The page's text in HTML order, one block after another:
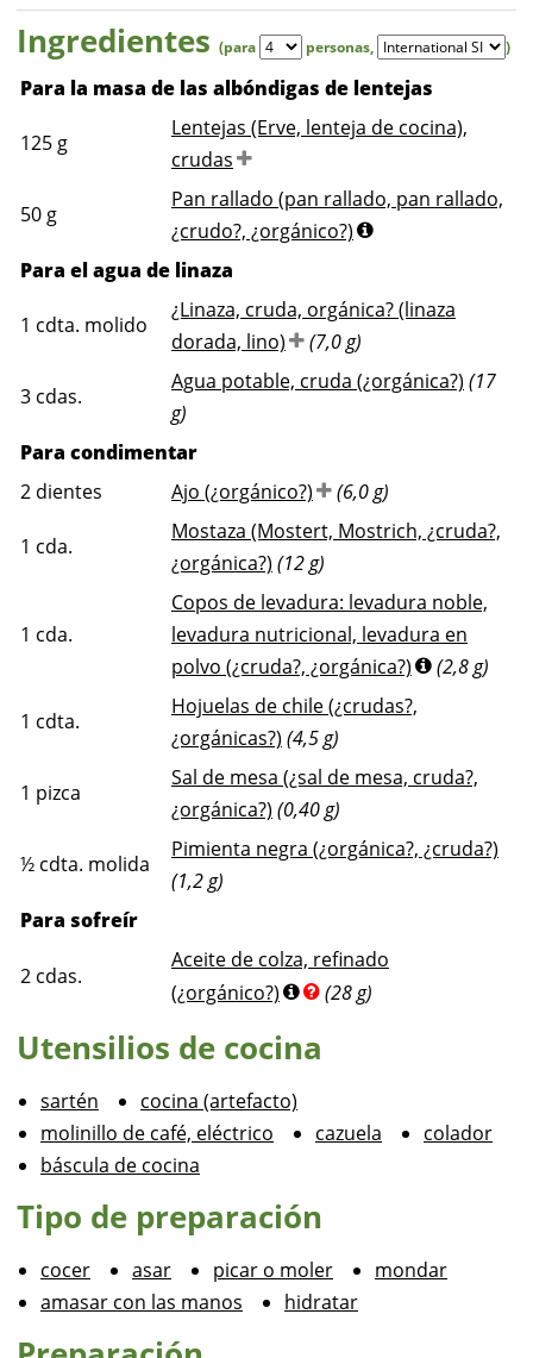
Ingredientes (para personas, )
Para la masa de las albóndigas de lentejas
125 g
Lentejas (Erve, lenteja de cocina),
crudas
50 g
Pan rallado (pan rallado, pan rallado,
¿crudo?, ¿orgánico?)
Para el agua de linaza
1 cdta. molido
¿Linaza, cruda, orgánica? (linaza
dorada, lino)
(7,0 g)
3 cdas.
Agua potable, cruda (¿orgánica?) (17
g)
Para condimentar
2 dientes Ajo (¿orgánico?) (6,0 g)
1 cda.
Mostaza (Mostert, Mostrich, ¿cruda?,
¿orgánica?) (12 g)
1 cda.
Copos de levadura: levadura noble,
levadura nutricional, levadura en
polvo (¿cruda?, ¿orgánica?)
(2,8 g)
1 cdta.
Hojuelas de chile (¿crudas?,
¿orgánicas?) (4,5 g)
1 pizca
Sal de mesa (¿sal de mesa, cruda?,
¿orgánica?) (0,40 g)
½ cdta. molida
Pimienta negra (¿orgánica?, ¿cruda?)
(1,2 g)
Para sofreír
2 cdas.
Aceite de colza, refinado
(¿orgánico?)
(28 g)
Utensilios de cocina
sartén
cocina (artefacto)
molinillo de café, eléctrico
cazuela
colador
báscula de cocina
Tipo de preparación
cocer asar picar o moler
mondar
amasar con las manos
hidratar